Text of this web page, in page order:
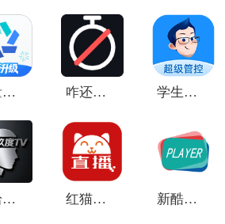
能介绍：
有各种的小贴纸，让记录过程变得
录，还可使用小
的形式来进行
服务，又可以让用户自定义事项。
进行内容查询，方便用户做好准
剧荒。
巨量百应手机 咋还在刷 学生手机管理
玖拾玖度TV 红猫影视TV港澳台版 新酷酒直播